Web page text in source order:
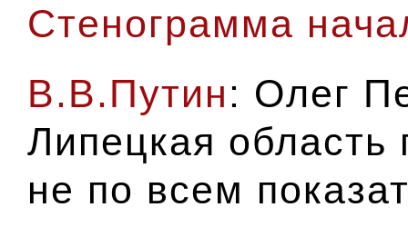
Стенограмма
В.В.Путин: Олег
Липецкая область
не по всем